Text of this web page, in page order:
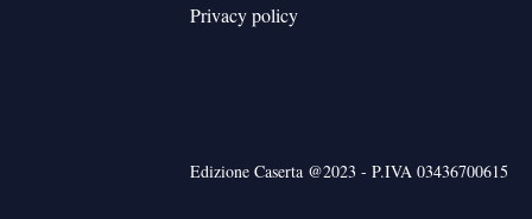
Privacy policy
Edizione Caserta @2023 - P.IVA 03436700615